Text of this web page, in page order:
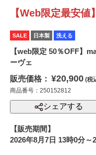
【Web限定最安値
SALE 日本製 洗える
【web限定 50％OFF
ーヴェ
販売価格： ¥20,900 (税
商品番号：250152812
シェアする
【販売期間】
2026年8月7日 13時0分～